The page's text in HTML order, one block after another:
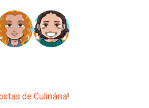
de Culinária!